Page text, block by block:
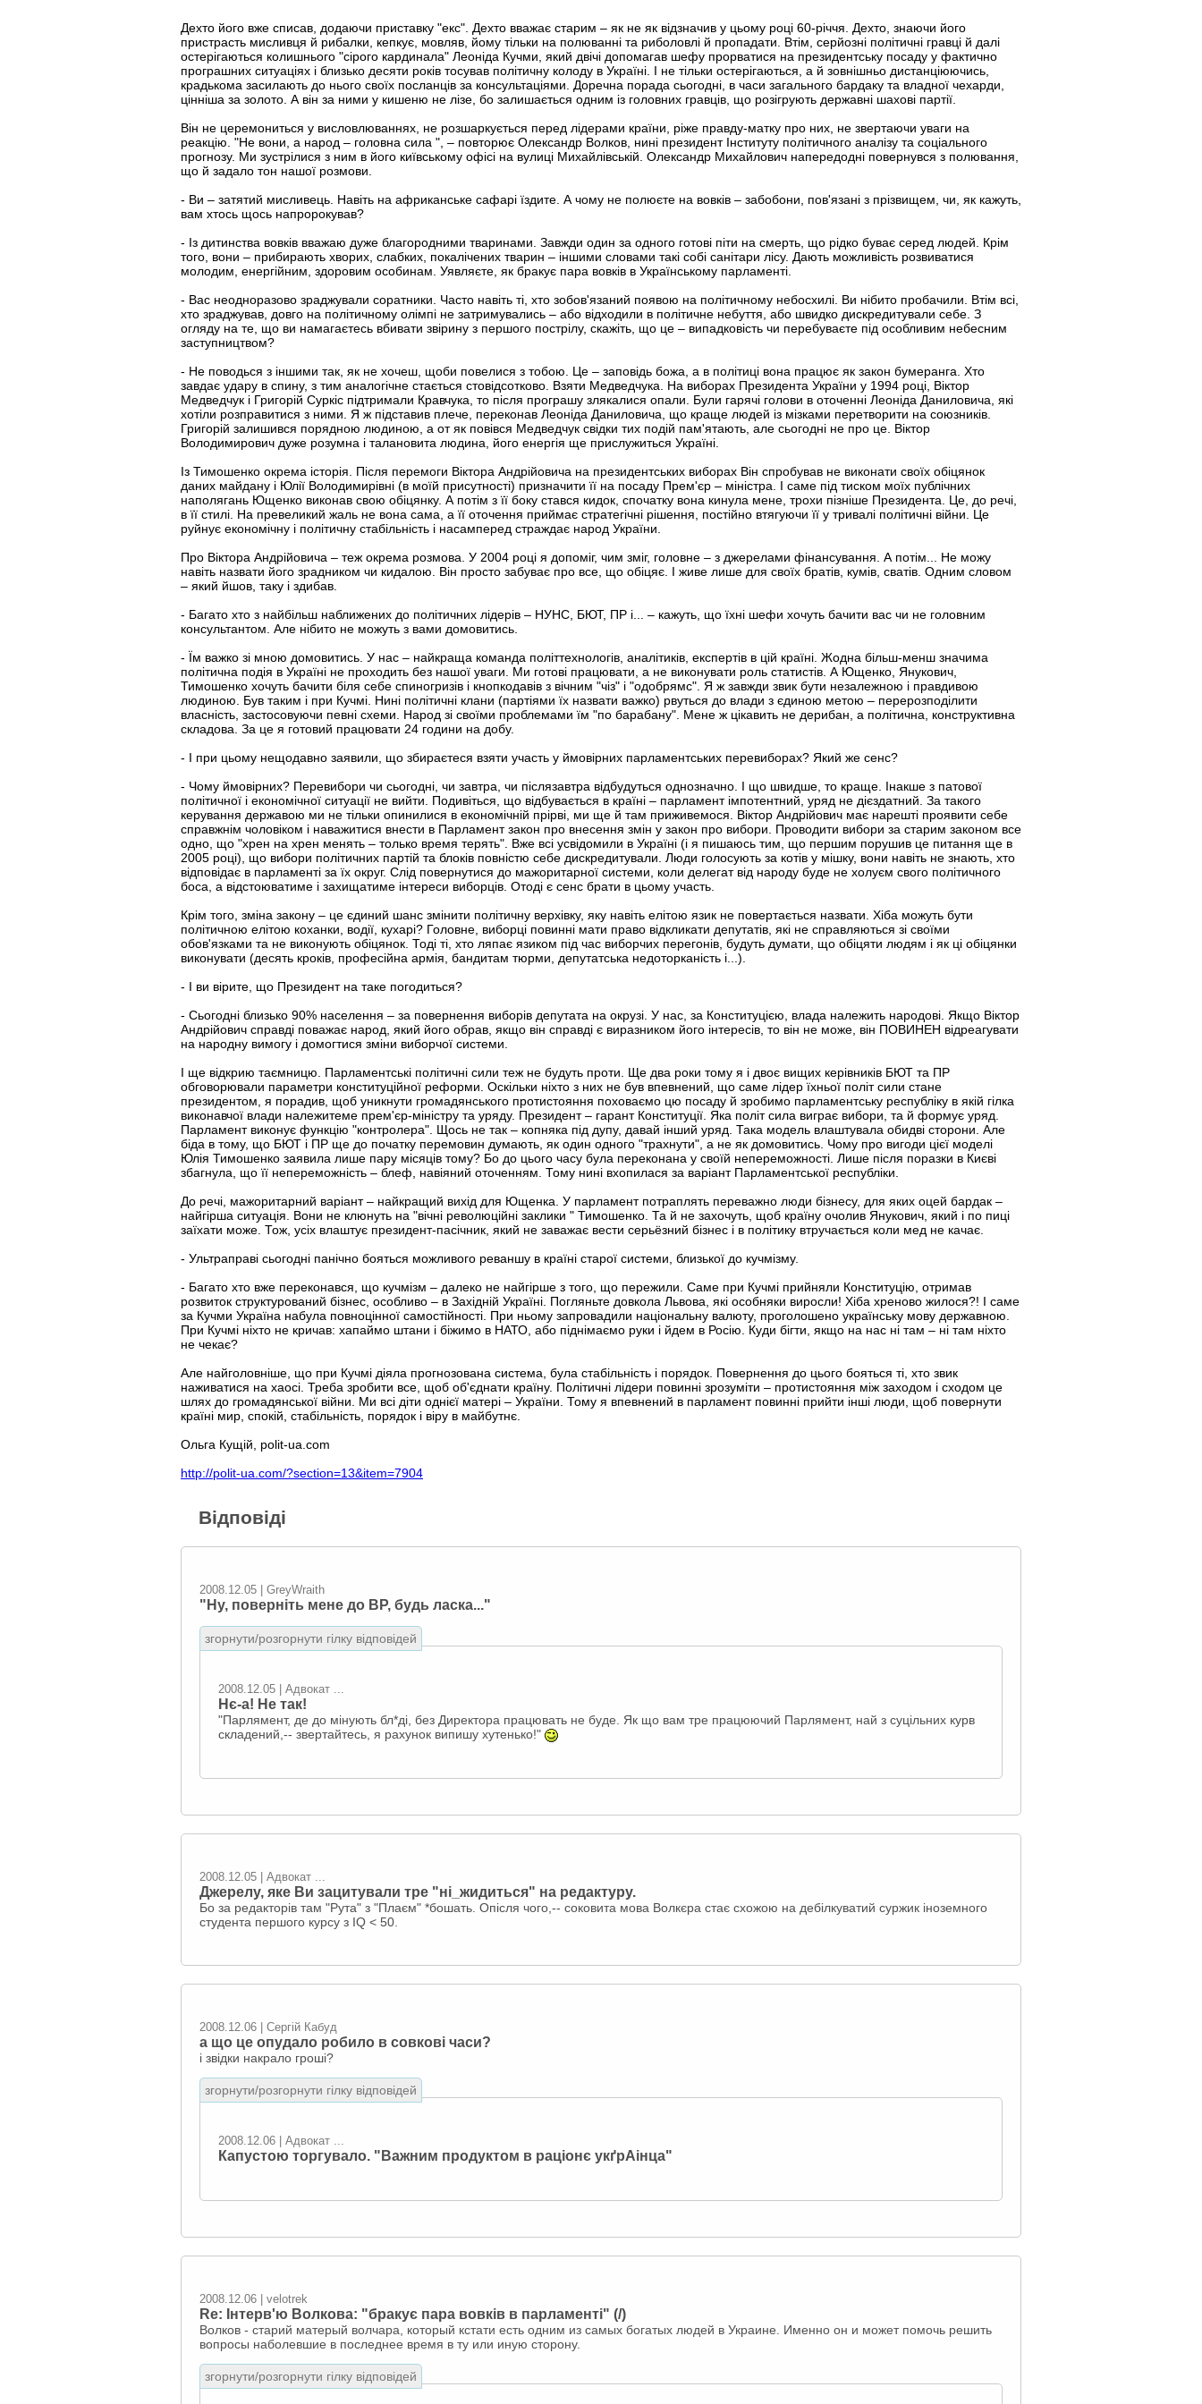
Дехто його вже списав, додаючи приставку "екс". Дехто вважає старим – як не як відзначив у цьому році 60-річчя. Дехто, знаючи його
пристрасть мисливця й рибалки, кепкує, мовляв, йому тільки на полюванні та риболовлі й пропадати. Втім, серйозні політичні гравці й далі
остерігаються колишнього "сірого кардинала" Леоніда Кучми, який двічі допомагав шефу прорватися на президентську посаду у фактично
програшних ситуаціях і близько десяти років тосував політичну колоду в Україні. І не тільки остерігаються, а й зовнішньо дистанціюючись,
крадькома засилають до нього своїх посланців за консультаціями. Доречна порада сьогодні, в часи загального бардаку та владної чехарди,
цінніша за золото. А він за ними у кишеню не лізе, бо залишається одним із головних гравців, що розігрують державні шахові партії.
Він не церемониться у висловлюваннях, не розшаркується перед лідерами країни, ріже правду-матку про них, не звертаючи уваги на
реакцію. "Не вони, а народ – головна сила ", – повторює Олександр Волков, нині президент Інституту політичного аналізу та соціального
прогнозу. Ми зустрілися з ним в його київському офісі на вулиці Михайлівській. Олександр Михайлович напередодні повернувся з полювання,
що й задало тон нашої розмови.
- Ви – затятий мисливець. Навіть на африканське сафарі їздите. А чому не полюєте на вовків – забобони, пов'язані з прізвищем, чи, як кажуть,
вам хтось щось напророкував?
- Із дитинства вовків вважаю дуже благородними тваринами. Завжди один за одного готові піти на смерть, що рідко буває серед людей. Крім
того, вони – прибирають хворих, слабких, покалічених тварин – іншими словами такі собі санітари лісу. Дають можливість розвиватися
молодим, енергійним, здоровим особинам. Уявляєте, як бракує пара вовків в Українському парламенті.
- Вас неодноразово зраджували соратники. Часто навіть ті, хто зобов'язаний появою на політичному небосхилі. Ви нібито пробачили. Втім всі,
хто зраджував, довго на політичному олімпі не затримувались – або відходили в політичне небуття, або швидко дискредитували себе. З
огляду на те, що ви намагаєтесь вбивати звірину з першого пострілу, скажіть, що це – випадковість чи перебуваєте під особливим небесним
заступництвом?
- Не поводься з іншими так, як не хочеш, щоби повелися з тобою. Це – заповідь божа, а в політиці вона працює як закон бумеранга. Хто
завдає удару в спину, з тим аналогічне стається стовідсотково. Взяти Медведчука. На виборах Президента України у 1994 році, Віктор
Медведчук і Григорій Суркіс підтримали Кравчука, то після програшу злякалися опали. Були гарячі голови в оточенні Леоніда Даниловича, які
хотіли розправитися з ними. Я ж підставив плече, переконав Леоніда Даниловича, що краще людей із мізками перетворити на союзників.
Григорій залишився порядною людиною, а от як повівся Медведчук свідки тих подій пам'ятають, але сьогодні не про це. Віктор
Володимирович дуже розумна і талановита людина, його енергія ще прислужиться Україні.
Із Тимошенко окрема історія. Після перемоги Віктора Андрійовича на президентських виборах Він спробував не виконати своїх обіцянок
даних майдану і Юлії Володимирівні (в моїй присутності) призначити її на посаду Прем'єр – міністра. І саме під тиском моїх публічних
наполягань Ющенко виконав свою обіцянку. А потім з її боку стався кидок, спочатку вона кинула мене, трохи пізніше Президента. Це, до речі,
в її стилі. На превеликий жаль не вона сама, а її оточення приймає стратегічні рішення, постійно втягуючи її у тривалі політичні війни. Це
руйнує економічну і політичну стабільність і насамперед страждає народ України.
Про Віктора Андрійовича – теж окрема розмова. У 2004 році я допоміг, чим зміг, головне – з джерелами фінансування. А потім... Не можу
навіть назвати його зрадником чи кидалою. Він просто забуває про все, що обіцяє. І живе лише для своїх братів, кумів, сватів. Одним словом
– який йшов, таку і здибав.
- Багато хто з найбільш наближених до політичних лідерів – НУНС, БЮТ, ПР і... – кажуть, що їхні шефи хочуть бачити вас чи не головним
консультантом. Але нібито не можуть з вами домовитись.
- Їм важко зі мною домовитись. У нас – найкраща команда політтехнологів, аналітиків, експертів в цій країні. Жодна більш-менш значима
політична подія в Україні не проходить без нашої уваги. Ми готові працювати, а не виконувати роль статистів. А Ющенко, Янукович,
Тимошенко хочуть бачити біля себе спиногризів і кнопкодавів з вічним "чіз" і "одобрямс". Я ж завжди звик бути незалежною і правдивою
людиною. Був таким і при Кучмі. Нині політичні клани (партіями їх назвати важко) рвуться до влади з єдиною метою – перерозподілити
власність, застосовуючи певні схеми. Народ зі своїми проблемами їм "по барабану". Мене ж цікавить не дерибан, а політична, конструктивна
складова. За це я готовий працювати 24 години на добу.
- І при цьому нещодавно заявили, що збираєтеся взяти участь у ймовірних парламентських перевиборах? Який же сенс?
- Чому ймовірних? Перевибори чи сьогодні, чи завтра, чи післязавтра відбудуться однозначно. І що швидше, то краще. Інакше з патової
політичної і економічної ситуації не вийти. Подивіться, що відбувається в країні – парламент імпотентний, уряд не дієздатний. За такого
керування державою ми не тільки опинилися в економічній прірві, ми ще й там приживемося. Віктор Андрійович має нарешті проявити себе
справжнім чоловіком і наважитися внести в Парламент закон про внесення змін у закон про вибори. Проводити вибори за старим законом все
одно, що "хрен на хрен менять – только время терять". Вже всі усвідомили в Україні (і я пишаюсь тим, що першим порушив це питання ще в
2005 році), що вибори політичних партій та блоків повністю себе дискредитували. Люди голосують за котів у мішку, вони навіть не знають, хто
відповідає в парламенті за їх округ. Слід повернутися до мажоритарної системи, коли делегат від народу буде не холуєм свого політичного
боса, а відстоюватиме і захищатиме інтереси виборців. Отоді є сенс брати в цьому участь.
Крім того, зміна закону – це єдиний шанс змінити політичну верхівку, яку навіть елітою язик не повертається назвати. Хіба можуть бути
політичною елітою коханки, водії, кухарі? Головне, виборці повинні мати право відкликати депутатів, які не справляються зі своїми
обов'язками та не виконують обіцянок. Тоді ті, хто ляпає язиком під час виборчих перегонів, будуть думати, що обіцяти людям і як ці обіцянки
виконувати (десять кроків, професійна армія, бандитам тюрми, депутатська недоторканість і...).
- І ви вірите, що Президент на таке погодиться?
- Сьогодні близько 90% населення – за повернення виборів депутата на окрузі. У нас, за Конституцією, влада належить народові. Якщо Віктор
Андрійович справді поважає народ, який його обрав, якщо він справді є виразником його інтересів, то він не може, він ПОВИНЕН відреагувати
на народну вимогу і домогтися зміни виборчої системи.
І ще відкрию таємницю. Парламентські політичні сили теж не будуть проти. Ще два роки тому я і двоє вищих керівників БЮТ та ПР
обговорювали параметри конституційної реформи. Оскільки ніхто з них не був впевнений, що саме лідер їхньої політ сили стане
президентом, я порадив, щоб уникнути громадянського протистояння поховаємо цю посаду й зробимо парламентську республіку в якій гілка
виконавчої влади належитеме прем'єр-міністру та уряду. Президент – гарант Конституції. Яка політ сила виграє вибори, та й формує уряд.
Парламент виконує функцію "контролера". Щось не так – копняка під дупу, давай інший уряд. Така модель влаштувала обидві сторони. Але
біда в тому, що БЮТ і ПР ще до початку перемовин думають, як один одного "трахнути", а не як домовитись. Чому про вигоди цієї моделі
Юлія Тимошенко заявила лише пару місяців тому? Бо до цього часу була переконана у своїй непереможності. Лише після поразки в Києві
збагнула, що її непереможність – блеф, навіяний оточенням. Тому нині вхопилася за варіант Парламентської республіки.
До речі, мажоритарний варіант – найкращий вихід для Ющенка. У парламент потраплять переважно люди бізнесу, для яких оцей бардак –
найгірша ситуація. Вони не клюнуть на "вічні революційні заклики " Тимошенко. Та й не захочуть, щоб країну очолив Янукович, який і по пиці
заїхати може. Тож, усіх влаштує президент-пасічник, який не заважає вести серьёзний бізнес і в політику втручається коли мед не качає.
- Ультраправі сьогодні панічно бояться можливого реваншу в країні старої системи, близької до кучмізму.
- Багато хто вже переконався, що кучмізм – далеко не найгірше з того, що пережили. Саме при Кучмі прийняли Конституцію, отримав
розвиток структурований бізнес, особливо – в Західній Україні. Погляньте довкола Львова, які особняки виросли! Хіба хреново жилося?! І саме
за Кучми Україна набула повноцінної самостійності. При ньому запровадили національну валюту, проголошено українську мову державною.
При Кучмі ніхто не кричав: хапаймо штани і біжимо в НАТО, або піднімаємо руки і йдем в Росію. Куди бігти, якщо на нас ні там – ні там ніхто
не чекає?
Але найголовніше, що при Кучмі діяла прогнозована система, була стабільність і порядок. Повернення до цього бояться ті, хто звик
наживатися на хаосі. Треба зробити все, щоб об'єднати країну. Політичні лідери повинні зрозуміти – протистояння між заходом і сходом це
шлях до громадянської війни. Ми всі діти однієї матері – України. Тому я впевнений в парламент повинні прийти інші люди, щоб повернути
країні мир, спокій, стабільність, порядок і віру в майбутнє.
Ольга Кущій, polit-ua.com
http://polit-ua.com/?section=13&item=7904
Відповіді
2008.12.05 | GreyWraith
"Ну, поверніть мене до ВР, будь ласка..."
згорнути/розгорнути гілку відповідей
2008.12.05 | Адвокат ...
Нє-а! Не так!
"Парлямент, де до мінують бл*ді, без Директора працювать не буде. Як що вам тре працюючий Парлямент, най з суцільних курв
складений,-- звертайтесь, я рахунок випишу хутенько!"
2008.12.05 | Адвокат ...
Джерелу, яке Ви зацитували тре "ні_жидиться" на редактуру.
Бо за редакторів там "Рута" з "Плаєм" *бошать. Опісля чого,-- соковита мова Волкєра стає схожою на дебілкуватий суржик іноземного
студента першого курсу з IQ < 50.
2008.12.06 | Сергій Кабуд
а що це опудало робило в совкові часи?
і звідки накрало гроші?
згорнути/розгорнути гілку відповідей
2008.12.06 | Адвокат ...
Капустою торгувало. "Важним продуктом в раціонє укґрАінца"
2008.12.06 | velotrek
Re: Інтерв'ю Волкова: "бракує пара вовків в парламенті" (/)
Волков - старий матерый волчара, который кстати есть одним из самых богатых людей в Украине. Именно он и может помочь решить
вопросы наболевшие в последнее время в ту или иную сторону.
згорнути/розгорнути гілку відповідей